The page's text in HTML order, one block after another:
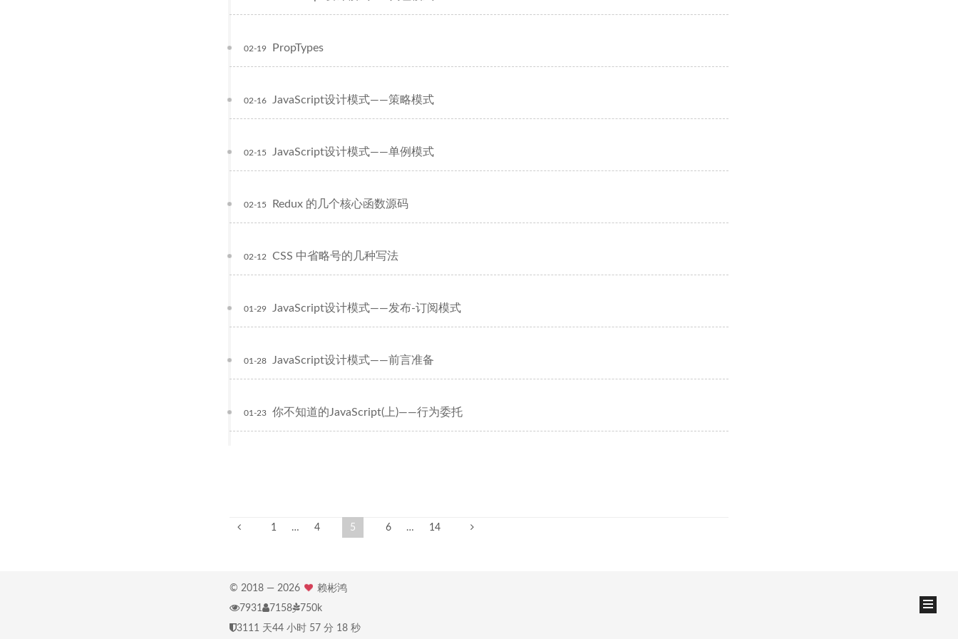
PropTypes
02-19
JavaScript设计模式——策略模式
02-16
JavaScript设计模式——单例模式
02-15
Redux 的几个核心函数源码
02-15
CSS 中省略号的几种写法
02-12
JavaScript设计模式——发布-订阅模式
01-29
JavaScript设计模式——前言准备
01-28
你不知道的JavaScript(上)——行为委托
01-23
1 … 4 5 6 … 14
© 2018 — 2026
赖彬鸿
7931
7158
750k
3111 天44 小时 57 分 18 秒